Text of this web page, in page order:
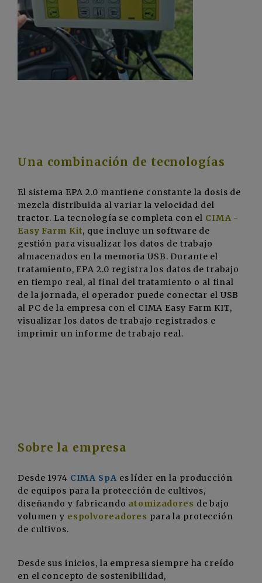
Una combinación de tecnologías
El sistema EPA 2.0 mantiene constante la dosis de
mezcla distribuida al variar la velocidad del
tractor. La tecnología se completa con el CIMA -
Easy Farm Kit, que incluye un software de
gestión para visualizar los datos de trabajo
almacenados en la memoria USB. Durante el
tratamiento, EPA 2.0 registra los datos de trabajo
en tiempo real, al final del tratamiento o al final
de la jornada, el operador puede conectar el USB
al PC de la empresa con el CIMA Easy Farm KIT,
visualizar los datos de trabajo registrados e
imprimir un informe de trabajo real.
Sobre la empresa
Desde 1974 CIMA SpA es líder en la producción
de equipos para la protección de cultivos,
diseñando y fabricando atomizadores de bajo
volumen y espolvoreadores para la protección
de cultivos.
Desde sus inicios, la empresa siempre ha creído
en el concepto de sostenibilidad,